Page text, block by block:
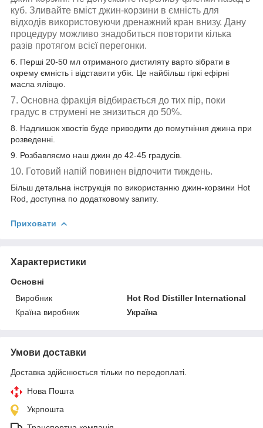
куб. Зливайте вміст джин-корзини в ємність для
відходів використовуючи дренажний кран внизу. Дану
процедуру можливо знадобиться повторити кілька
разів протягом всієї перегонки.
6. Перші 20-50 мл отриманого дистиляту варто зібрати в
окрему ємність і відставити убік. Це найбільш гіркі ефірні
масла ялівцю.
7. Основна фракція відбирається до тих пір, поки
градус в струмені не знизиться до 50%.
8. Надлишок хвостів буде приводити до помутніння джина при
розведенні.
9. Розбавляємо наш джин до 42-45 градусів.
10. Готовий напій повинен відпочити тиждень.
Більш детальна інструкція по використанню джин-корзини Hot
Rod, доступна по додатковому запиту.
Приховати
Характеристики
Основні
Виробник
Hot Rod Distiller International
Країна виробник
Україна
Умови доставки
Доставка здійснюється тільки по передоплаті.
Нова Пошта
Укрпошта